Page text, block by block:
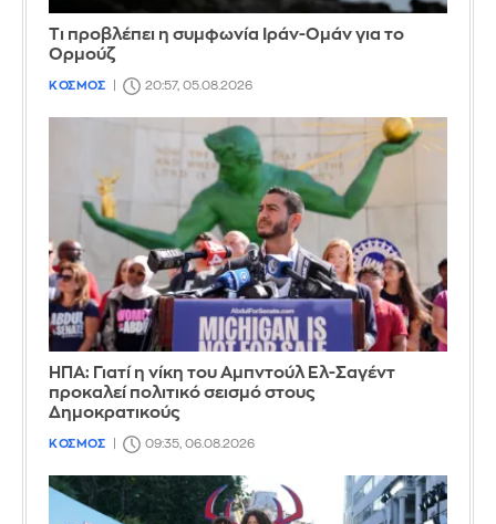
Τι προβλέπει η συμφωνία Ιράν-Ομάν για το
Ορμούζ
ΚΟΣΜΟΣ 20:57, 05.08.2026
ΗΠΑ: Γιατί η νίκη του Αμπντούλ Ελ-Σαγέντ
προκαλεί πολιτικό σεισμό στους
Δημοκρατικούς
ΚΟΣΜΟΣ 09:35, 06.08.2026